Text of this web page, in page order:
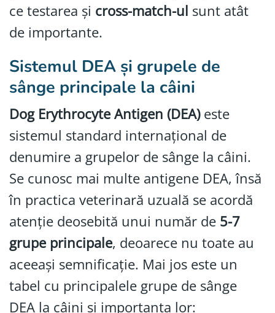
ce testarea și cross-match-ul sunt atât
de importante.
Sistemul DEA și grupele de
sânge principale la câini
Dog Erythrocyte Antigen (DEA)este
sistemul standard internațional de
denumire a grupelor de sânge la câini.
Se cunosc mai multe antigene DEA, însă
în practica veterinară uzuală se acordă
atenție deosebită unui număr de 5-7
grupe principale, deoarece nu toate au
aceeași semnificație. Mai jos este un
tabel cu principalele grupe de sânge
DEA la câini și importanța lor: